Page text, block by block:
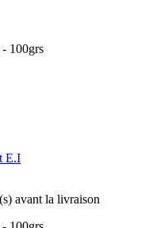
E.I
avant la livraison